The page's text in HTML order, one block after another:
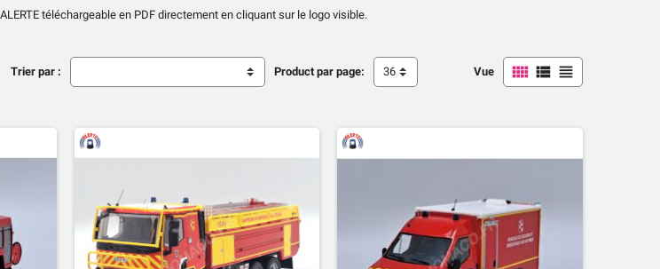
téléchargeable en PDF directement en cliquant sur le logo visible.
Trier par : Product par page: 36 Vue   